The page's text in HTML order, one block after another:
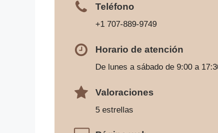
Teléfono
+1 707-889-9749
Horario de atención
De lunes a sábado de 9:00 a
Valoraciones
5 estrellas